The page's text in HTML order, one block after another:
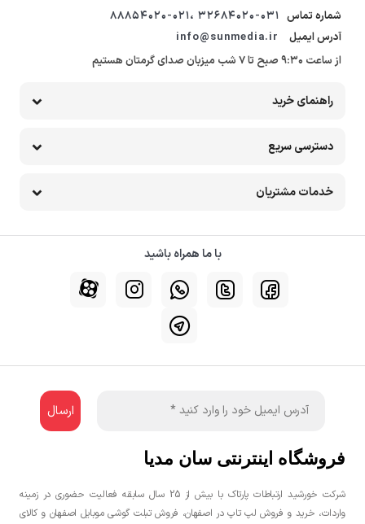
شماره تماس 32684020-031 ،88854020-021
آدرس ایمیل
از ساعت 9:30 صبح تا 7 شب میزبان صدای گرمتان هستیم
راهنمای خرید
دسترسی سریع
خدمات مشتریان
با ما همراه باشید
فروشگاه اینترنتی سان مدیا
شرکت خورشید ارتباطات پارتاک با بیش از 25 سال سابقه فعالیت حضوری در زمینه
واردات، خرید و فروش لپ تاپ در اصفهان، فروش تبلت گوشی موبایل اصفهان و کالای